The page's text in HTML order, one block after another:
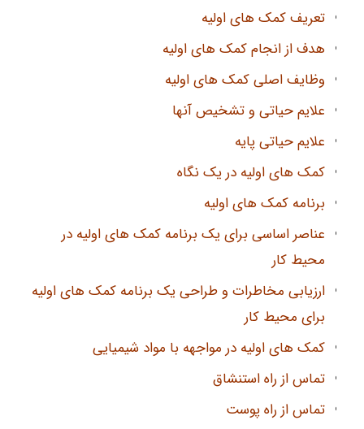
تعریف کمک های اولیه
هدف از انجام کمک های اولیه
وظایف اصلی کمک های اولیه
علایم حیاتی و تشخیص آنها
علایم حیاتی پایه
کمک های اولیه در یک نگاه
برنامه کمک های اولیه
عناصر اساسی برای یک برنامه کمک های اولیه در
محیط کار
ارزیابی مخاطرات و طراحی یک برنامه کمک های اولیه
برای محیط کار
کمک های اولیه در مواجهه با مواد شیمیایی
تماس از راه استنشاق
تماس از راه پوست